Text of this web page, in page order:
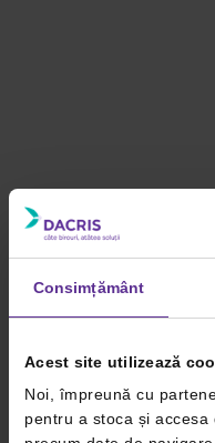
Consimțământ
Acest site utilizează
Noi, împreună cu
pentru a stoca și accesa